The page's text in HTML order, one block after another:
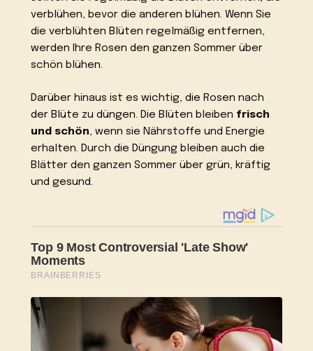
verblühen, bevor die anderen blühen. Wenn Sie
die verblühten Blüten regelmäßig entfernen,
werden Ihre Rosen den ganzen Sommer über
schön blühen.
Darüber hinaus ist es wichtig, die Rosen nach
der Blüte zu düngen. Die Blüten bleiben frisch
und schön, wenn sie Nährstoffe und Energie
erhalten. Durch die Düngung bleiben auch die
Blätter den ganzen Sommer über grün, kräftig
und gesund.